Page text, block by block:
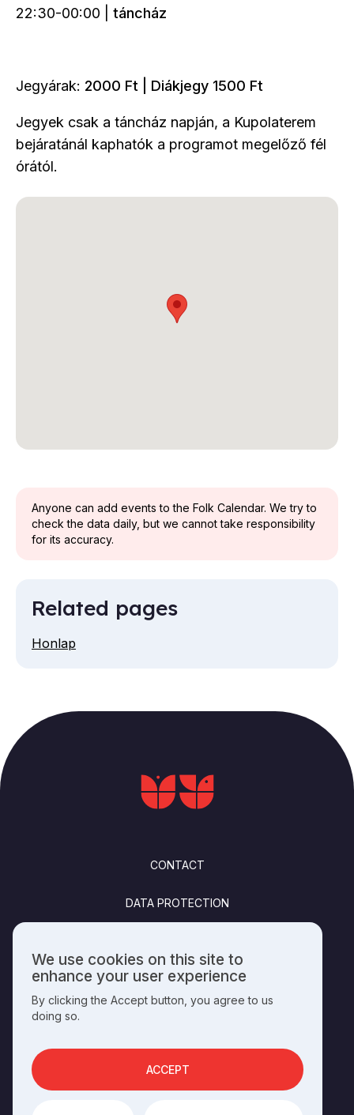
22:30-00:00 | táncház
Jegyárak: 2000 Ft | Diákjegy 1500 Ft
Jegyek csak a táncház napján, a Kupolaterem
bejáratánál kaphatók a programot megelőző fél
órától.
Anyone can add events to the Folk Calendar. We try to
check the data daily, but we cannot take responsibility
for its accuracy.
Related pages
Honlap
CONTACT
DATA PROTECTION
PUBLISHING INFO
SOCIALS
Use
of
personal
data
cookies
We use cookies on this site to
enhance your user experience
By clicking the Accept button, you agree to us
doing so.
ACCEPT